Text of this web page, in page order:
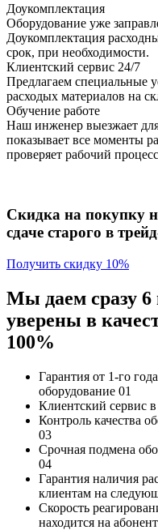
Доукомплектация
Оборудование уже
Доукомплектация
срок, при необходимости.
Клиентский сервис 24/7
Предлагаем специальные
расходых материалов на
Обучение работе
Наш инженер выезжает
показывает все моменты
проверяет рабочий
Скидка на покупку
сдаче старого в
Получить скидку 10%
Мы даем сразу 6
уверены в
100%
Гарантия от 1-го года
оборудование 01
Клиентский сервис
Контроль качества
03
Срочная подмена
04
Гарантия наличия
клиентам на
Скорость
находится на